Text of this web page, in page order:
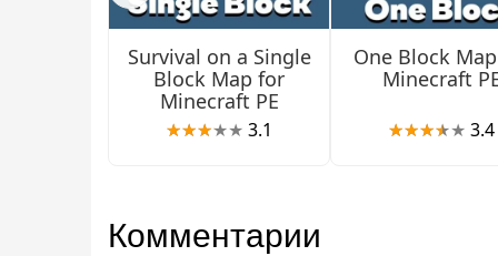
Средневековый Bedwars
Тематическая версия в средневековом
основным правилам. Для старта нужно не
больших компаний, ищущих интенсивный
Survival on a Single
Block Map for
Minecraft PE
3.1
One Block
Minecraft
3.4
Комментарии